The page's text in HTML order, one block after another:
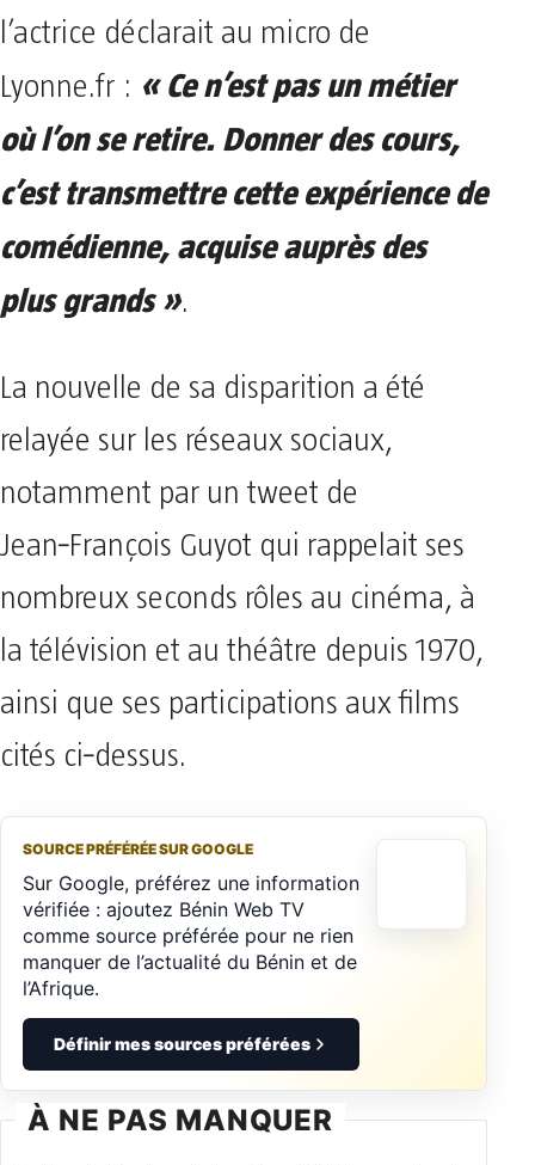
l’actrice déclarait au micro de
Lyonne.fr : « Ce n’est pas un métier
où l’on se retire. Donner des cours,
c’est transmettre cette expérience de
comédienne, acquise auprès des
plus grands ».
La nouvelle de sa disparition a été
relayée sur les réseaux sociaux,
notamment par un tweet de
Jean‑François Guyot qui rappelait ses
nombreux seconds rôles au cinéma, à
la télévision et au théâtre depuis 1970,
ainsi que ses participations aux films
cités ci‑dessus.
SOURCE PRÉFÉRÉE SUR GOOGLE
Sur Google, préférez une information
vérifiée : ajoutez Bénin Web TV
comme source préférée pour ne rien
manquer de l’actualité du Bénin et de
l’Afrique.
Définir mes sources préférées
À NE PAS MANQUER